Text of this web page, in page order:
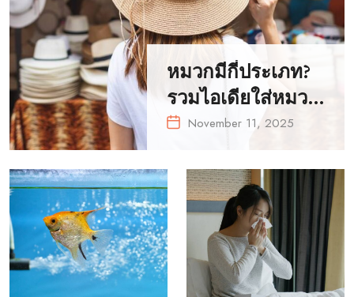
หมวกมีกี่ประเภท?
รวมไอเดียใส่หมวก
ให้เข้ากับการแต่ง
November 11, 2025